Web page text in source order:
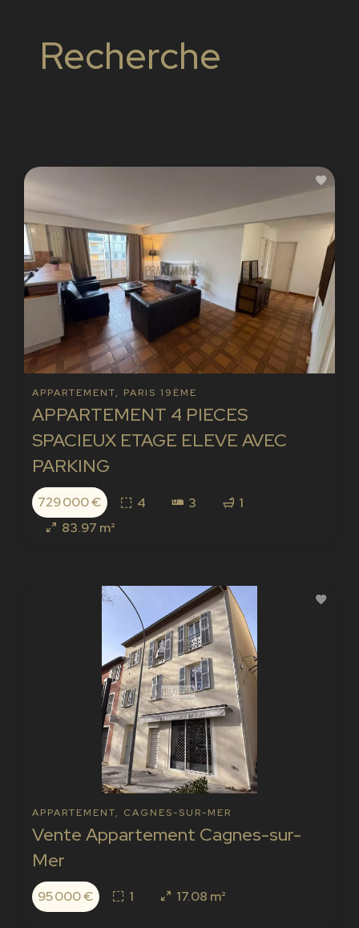
Recherche
APPARTEMENT, PARIS 19ÈME
APPARTEMENT 4 PIECES
SPACIEUX ETAGE ELEVE AVEC
PARKING
729 000 € 4 3
1
83.97 m²
APPARTEMENT, CAGNES-SUR-MER
Vente Appartement Cagnes-sur-
Mer
95 000 € 1 17.08 m²